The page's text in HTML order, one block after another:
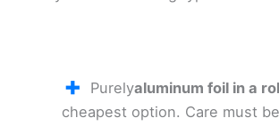
Purelyaluminum foil in a
cheapest option. Care must